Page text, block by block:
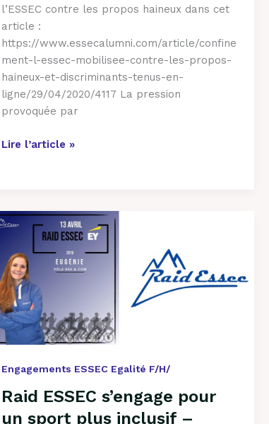
l’ESSEC contre les propos haineux dans cet
article :
https://www.essecalumni.com/article/confine
ment-l-essec-mobilisee-contre-les-propos-
haineux-et-discriminants-tenus-en-
ligne/29/04/2020/4117 La pression
provoquée par
Lire l’article »
Engagements ESSEC Egalité F/H/
Raid ESSEC s’engage pour
un sport plus inclusif –
Raid
s’engage
pour
un
sport
plus
inclusif
Paroles
d’Étudiants
#1